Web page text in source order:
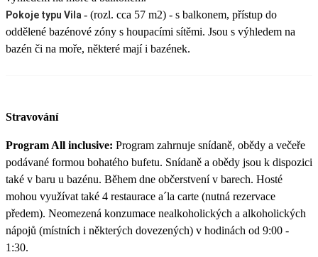
Pokoje typu Vila - (rozl. cca 57 m2) - s balkonem, přístup do
oddělené bazénové zóny s houpacími sítěmi. Jsou s výhledem na
bazén či na moře, některé mají i bazének.
Stravování
Program All inclusive: Program zahrnuje snídaně, obědy a večeře
podávané formou bohatého bufetu. Snídaně a obědy jsou k dispozici
také v baru u bazénu. Během dne občerstvení v barech. Hosté
mohou využívat také 4 restaurace a´la carte (nutná rezervace
předem). Neomezená konzumace nealkoholických a alkoholických
nápojů (místních i některých dovezených) v hodinách od 9:00 -
1:30.